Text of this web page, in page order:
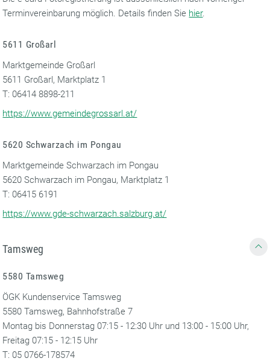
Terminvereinbarung möglich. Details finden Sie hier.
5611 Großarl
Marktgemeinde Großarl
5611 Großarl, Marktplatz 1
T: 06414 8898-211
https://www.gemeindegrossarl.at/
5620 Schwarzach im Pongau
Marktgemeinde Schwarzach im Pongau
5620 Schwarzach im Pongau, Marktplatz 1
T: 06415 6191
https://www.gde-schwarzach.salzburg.at/
Tamsweg
5580 Tamsweg
ÖGK Kundenservice Tamsweg
5580 Tamsweg, Bahnhofstraße 7
Montag bis Donnerstag 07:15 - 12:30 Uhr und 13:00 - 15:00 Uhr,
Freitag 07:15 - 12:15 Uhr
T: 05 0766-178574